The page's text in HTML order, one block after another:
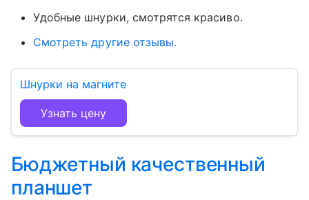
Удобные шнурки, смотрятся красиво.
Смотреть другие отзывы.
Шнурки на магните
Узнать цену
Бюджетный качественный
планшет